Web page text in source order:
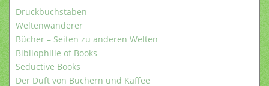
Druckbuchstaben
Weltenwanderer
Bücher – Seiten zu anderen Welten
Bibliophilie of Books
Seductive Books
Der Duft von Büchern und Kaffee